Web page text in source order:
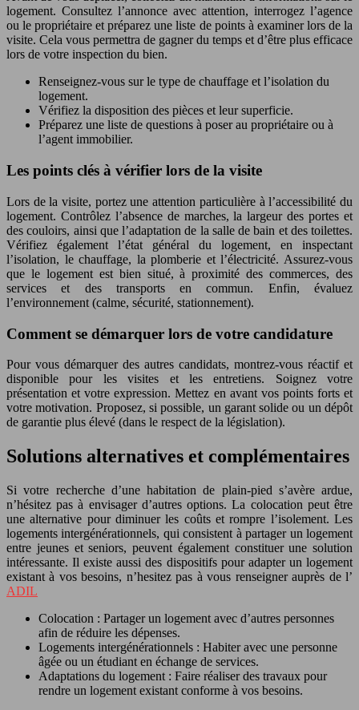
logement. Consultez l’annonce avec attention, interrogez l’agence
ou le propriétaire et préparez une liste de points à examiner lors de la
visite. Cela vous permettra de gagner du temps et d’être plus efficace
lors de votre inspection du bien.
Renseignez-vous sur le type de chauffage et l’isolation du
logement.
Vérifiez la disposition des pièces et leur superficie.
Préparez une liste de questions à poser au propriétaire ou à
l’agent immobilier.
Les points clés à vérifier lors de la visite
Lors de la visite, portez une attention particulière à l’accessibilité du
logement. Contrôlez l’absence de marches, la largeur des portes et
des couloirs, ainsi que l’adaptation de la salle de bain et des toilettes.
Vérifiez également l’état général du logement, en inspectant
l’isolation, le chauffage, la plomberie et l’électricité. Assurez-vous
que le logement est bien situé, à proximité des commerces, des
services et des transports en commun. Enfin, évaluez
l’environnement (calme, sécurité, stationnement).
Comment se démarquer lors de votre candidature
Pour vous démarquer des autres candidats, montrez-vous réactif et
disponible pour les visites et les entretiens. Soignez votre
présentation et votre expression. Mettez en avant vos points forts et
votre motivation. Proposez, si possible, un garant solide ou un dépôt
de garantie plus élevé (dans le respect de la législation).
Solutions alternatives et complémentaires
Si votre recherche d’une habitation de plain-pied s’avère ardue,
n’hésitez pas à envisager d’autres options. La colocation peut être
une alternative pour diminuer les coûts et rompre l’isolement. Les
logements intergénérationnels, qui consistent à partager un logement
entre jeunes et seniors, peuvent également constituer une solution
intéressante. Il existe aussi des dispositifs pour adapter un logement
existant à vos besoins, n’hesitez pas à vous renseigner auprès de l’
ADIL
Colocation : Partager un logement avec d’autres personnes
afin de réduire les dépenses.
Logements intergénérationnels : Habiter avec une personne
âgée ou un étudiant en échange de services.
Adaptations du logement : Faire réaliser des travaux pour
rendre un logement existant conforme à vos besoins.